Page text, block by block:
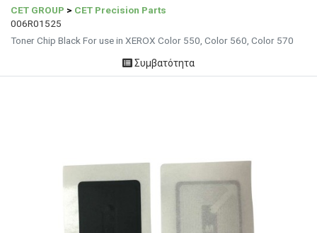
CET GROUP > CET Precision Parts
006R01525
Toner Chip Black For use in XEROX Color 550, Color 560, Color 570
Συμβατότητα